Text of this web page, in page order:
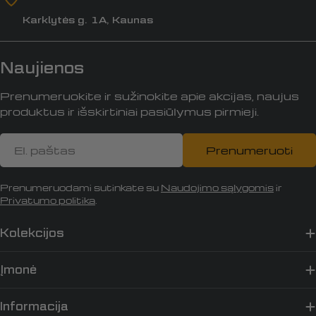
Karklytės g. 1A, Kaunas
Kolekcijos
Įmonė
Informacija
Naujienos
Prenumeruokite ir sužinokite apie akcijas, naujus
produktus ir išskirtiniai pasiūlymus pirmieji.
El.
paštas
Prenumeruoti
Prenumeruodami sutinkate su Naudojimo sąlygomis ir
Privatumo politika